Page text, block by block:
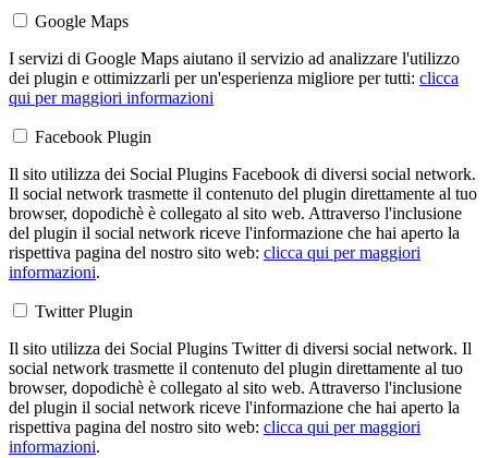
Google Maps
I servizi di Google Maps aiutano il servizio ad analizzare l'utilizzo
dei plugin e ottimizzarli per un'esperienza migliore per tutti: clicca
qui per maggiori informazioni
Facebook Plugin
Il sito utilizza dei Social Plugins Facebook di diversi social network.
Il social network trasmette il contenuto del plugin direttamente al tuo
browser, dopodichè è collegato al sito web. Attraverso l'inclusione
del plugin il social network riceve l'informazione che hai aperto la
rispettiva pagina del nostro sito web: clicca qui per maggiori
informazioni.
Twitter Plugin
Il sito utilizza dei Social Plugins Twitter di diversi social network. Il
social network trasmette il contenuto del plugin direttamente al tuo
browser, dopodichè è collegato al sito web. Attraverso l'inclusione
del plugin il social network riceve l'informazione che hai aperto la
rispettiva pagina del nostro sito web: clicca qui per maggiori
informazioni.